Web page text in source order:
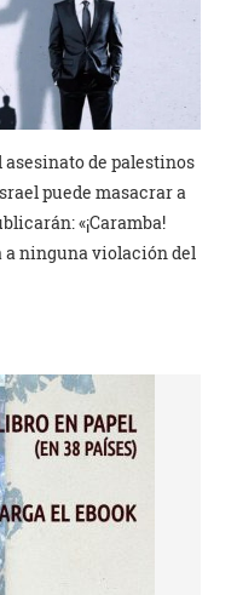
de palestinos
puede masacrar a
«¡Caramba!
a ninguna violación del